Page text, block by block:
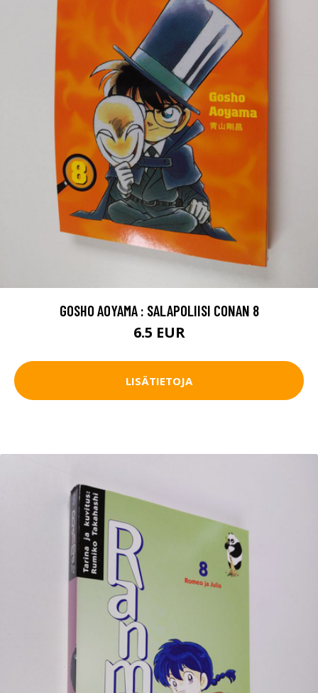
GOSHO AOYAMA : SALAPOLIISI CONAN 8
6.5 EUR
LISÄTIETOJA